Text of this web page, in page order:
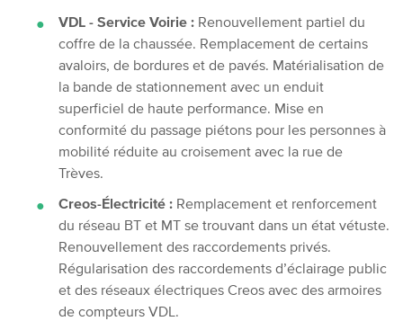
VDL - Service Voirie : Renouvellement partiel du
coffre de la chaussée. Remplacement de certains
avaloirs, de bordures et de pavés. Matérialisation de
la bande de stationnement avec un enduit
superficiel de haute performance. Mise en
conformité du passage piétons pour les personnes à
mobilité réduite au croisement avec la rue de
Trèves.
Creos-Électricité : Remplacement et renforcement
du réseau BT et MT se trouvant dans un état vétuste.
Renouvellement des raccordements privés.
Régularisation des raccordements d’éclairage public
et des réseaux électriques Creos avec des armoires
de compteurs VDL.